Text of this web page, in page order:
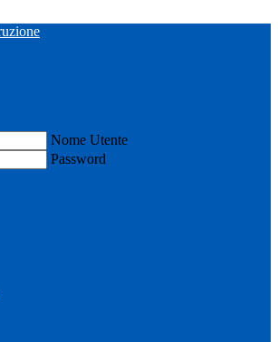
Nome Utente
Password